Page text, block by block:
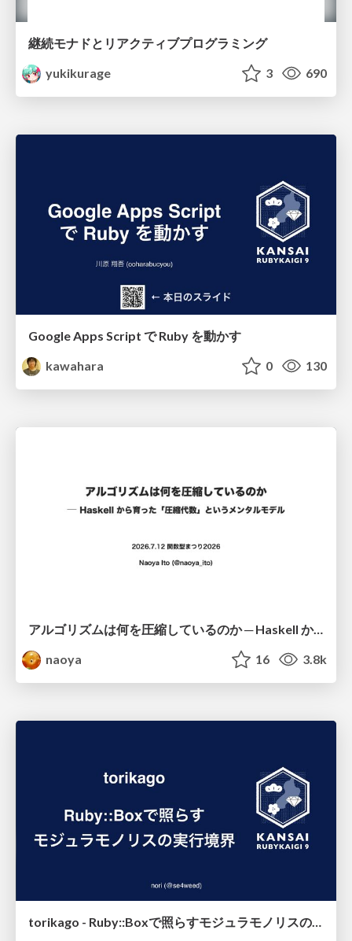
継続モナドとリアクティブプログラミング
yukikurage
3 690
Google Apps Script で Ruby を動かす
kawahara
0 130
アルゴリズムは何を圧縮しているのか ─ Haskell から育った「圧縮代数」というメンタルモデル
naoya
16 3.8k
torikago - Ruby::Boxで照らすモジュラモノリスの実行境界